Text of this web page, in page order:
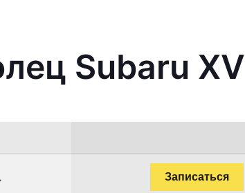
Subaru XV
Записаться